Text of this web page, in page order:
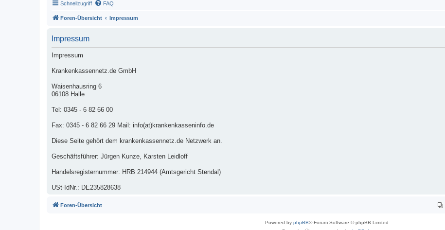
Schnellzugriff FAQ
Foren-Übersicht Impressum
Impressum
Impressum
Krankenkassennetz.de GmbH
Waisenhausring 6
06108 Halle
Tel: 0345 - 6 82 66 00
Fax: 0345 - 6 82 66 29 Mail: info(at)krankenkasseninfo.de
Diese Seite gehört dem krankenkassennetz.de Netzwerk an.
Geschäftsführer: Jürgen Kunze, Karsten Leidloff
Handelsregisternummer: HRB 214944 (Amtsgericht Stendal)
USt-IdNr.: DE235828638
Foren-Übersicht
Powered by phpBB® Forum Software © phpBB Limited